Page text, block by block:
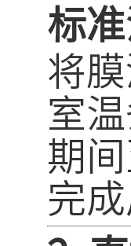
标准
将
室
期
完